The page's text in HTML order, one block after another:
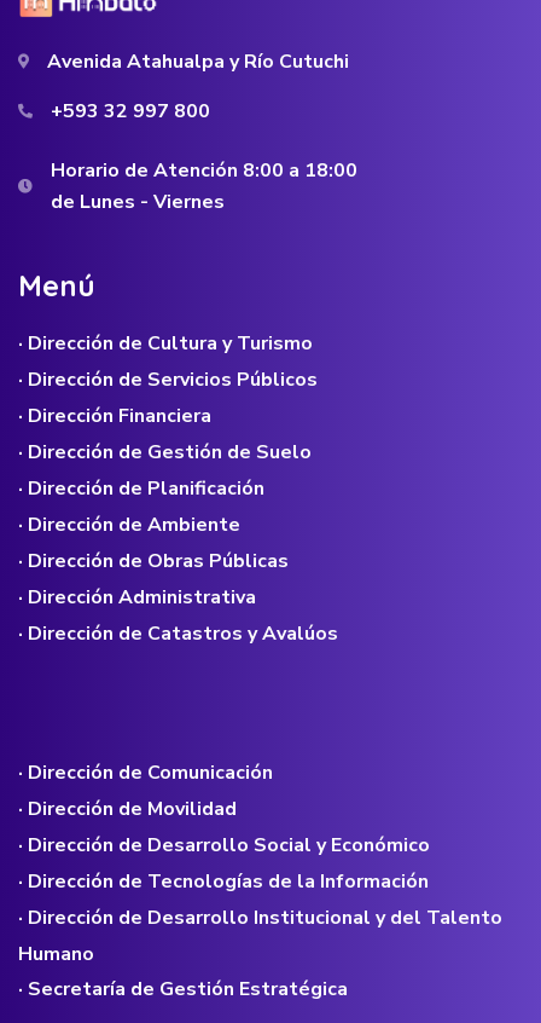
Avenida Atahualpa y Río Cutuchi
+593 32 997 800
Horario de Atención 8:00 a 18:00
de Lunes - Viernes
Menú
· Dirección de Cultura y Turismo
· Dirección de Servicios Públicos
· Dirección Financiera
· Dirección de Gestión de Suelo
· Dirección de Planificación
· Dirección de Ambiente
· Dirección de Obras Públicas
· Dirección Administrativa
· Dirección de Catastros y Avalúos
· Dirección de Comunicación
· Dirección de Movilidad
· Dirección de Desarrollo Social y Económico
· Dirección de Tecnologías de la Información
· Dirección de Desarrollo Institucional y del Talento
Humano
· Secretaría de Gestión Estratégica